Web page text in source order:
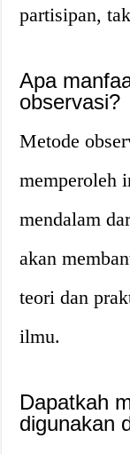
partisipan,
Apa
observasi?
Metode
memperoleh
mendalam
akan
teori dan
ilmu.
Dapatkah
digunakan